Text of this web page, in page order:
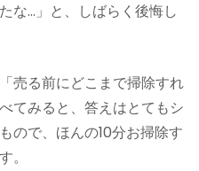
な…」と、しばらく後悔し
売る前にどこまで掃除すれ
てみると、答えはとてもシ
ので、ほんの10分お掃除す
。